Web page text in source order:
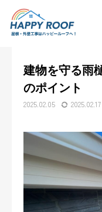
NEWS&BLOG
建物を守る雨
のポイント
2025.02.05 2025.02.17
ご挨拶・会社概要
事業内容
施工実績
求人情報
よくある質問